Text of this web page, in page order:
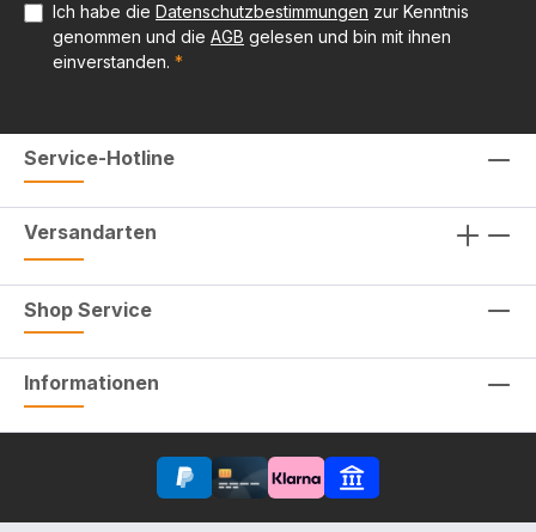
Ich habe die Datenschutzbestimmungen zur Kenntnis
genommen und die AGB gelesen und bin mit ihnen
einverstanden. *
Service-Hotline
Versandarten
Shop Service
Informationen